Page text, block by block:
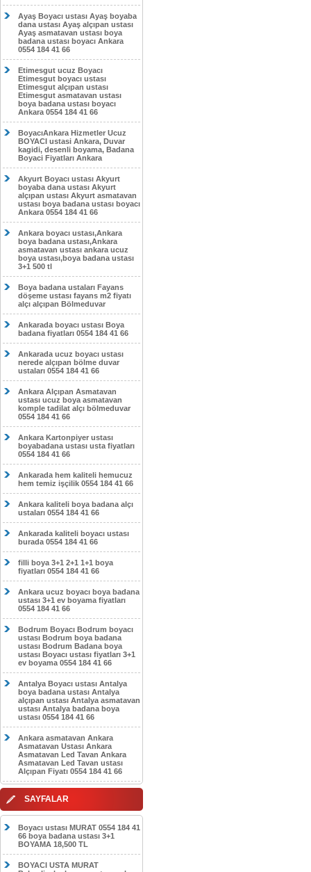
Ayaş Boyacı ustası Ayaş boyaba
dana ustası Ayaş alçıpan ustası
Ayaş asmatavan ustası boya
badana ustası boyacı Ankara
0554 184 41 66
Etimesgut ucuz Boyacı
Etimesgut boyacı ustası
Etimesgut alçıpan ustası
Etimesgut asmatavan ustası
boya badana ustası boyacı
Ankara 0554 184 41 66
BoyacıAnkara Hizmetler Ucuz
BOYACI ustasi Ankara, Duvar
kagidi, desenli boyama, Badana
Boyaci Fiyatları Ankara
Akyurt Boyacı ustası Akyurt
boyaba dana ustası Akyurt
alçıpan ustası Akyurt asmatavan
ustası boya badana ustası boyacı
Ankara 0554 184 41 66
Ankara boyacı ustası,Ankara
boya badana ustası,Ankara
asmatavan ustası ankara ucuz
boya ustası,boya badana ustası
3+1 500 tl
Boya badana ustaları Fayans
döşeme ustası fayans m2 fiyatı
alçı alçıpan Bölmeduvar
Ankarada boyacı ustası Boya
badana fiyatları 0554 184 41 66
Ankarada ucuz boyacı ustası
nerede alçıpan bölme duvar
ustaları 0554 184 41 66
Ankara Alçıpan Asmatavan
ustası ucuz boya asmatavan
komple tadilat alçı bölmeduvar
0554 184 41 66
Ankara Kartonpiyer ustası
boyabadana ustası usta fiyatları
0554 184 41 66
Ankarada hem kaliteli hemucuz
hem temiz işçilik 0554 184 41 66
Ankara kaliteli boya badana alçı
ustaları 0554 184 41 66
Ankarada kaliteli boyacı ustası
burada 0554 184 41 66
filli boya 3+1 2+1 1+1 boya
fiyatları 0554 184 41 66
Ankara ucuz boyacı boya badana
ustası 3+1 ev boyama fiyatları
0554 184 41 66
Bodrum Boyacı Bodrum boyacı
ustası Bodrum boya badana
ustası Bodrum Badana boya
ustası Boyacı ustası fiyatları 3+1
ev boyama 0554 184 41 66
Antalya Boyacı ustası Antalya
boya badana ustası Antalya
alçıpan ustası Antalya asmatavan
ustası Antalya badana boya
ustası 0554 184 41 66
Ankara asmatavan Ankara
Asmatavan Ustası Ankara
Asmatavan Led Tavan Ankara
Asmatavan Led Tavan ustası
Alçıpan Fiyatı 0554 184 41 66
SAYFALAR
Boyacı ustası MURAT 0554 184 41
66 boya badana ustası 3+1
BOYAMA 18,500 TL
BOYACI USTA MURAT